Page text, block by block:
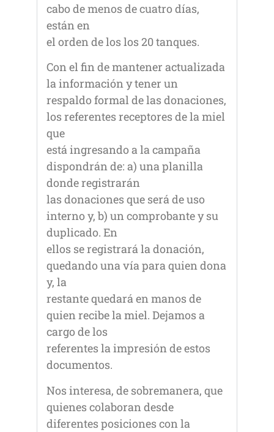
cabo de menos de cuatro días,
están en
el orden de los los 20 tanques.
Con el fin de mantener actualizada
la información y tener un
respaldo formal de las donaciones,
los referentes receptores de la miel
que
está ingresando a la campaña
dispondrán de: a) una planilla
donde registrarán
las donaciones que será de uso
interno y, b) un comprobante y su
duplicado. En
ellos se registrará la donación,
quedando una vía para quien dona
y, la
restante quedará en manos de
quien recibe la miel. Dejamos a
cargo de los
referentes la impresión de estos
documentos.
Nos interesa, de sobremanera, que
quienes colaboran desde
diferentes posiciones con la